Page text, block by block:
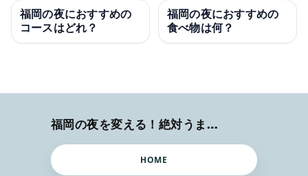
福岡の夜におすすめの
コースはどれ？
福岡の夜におすすめの
食べ物は何？
福岡の夜を変える！絶対うまい店
HOME